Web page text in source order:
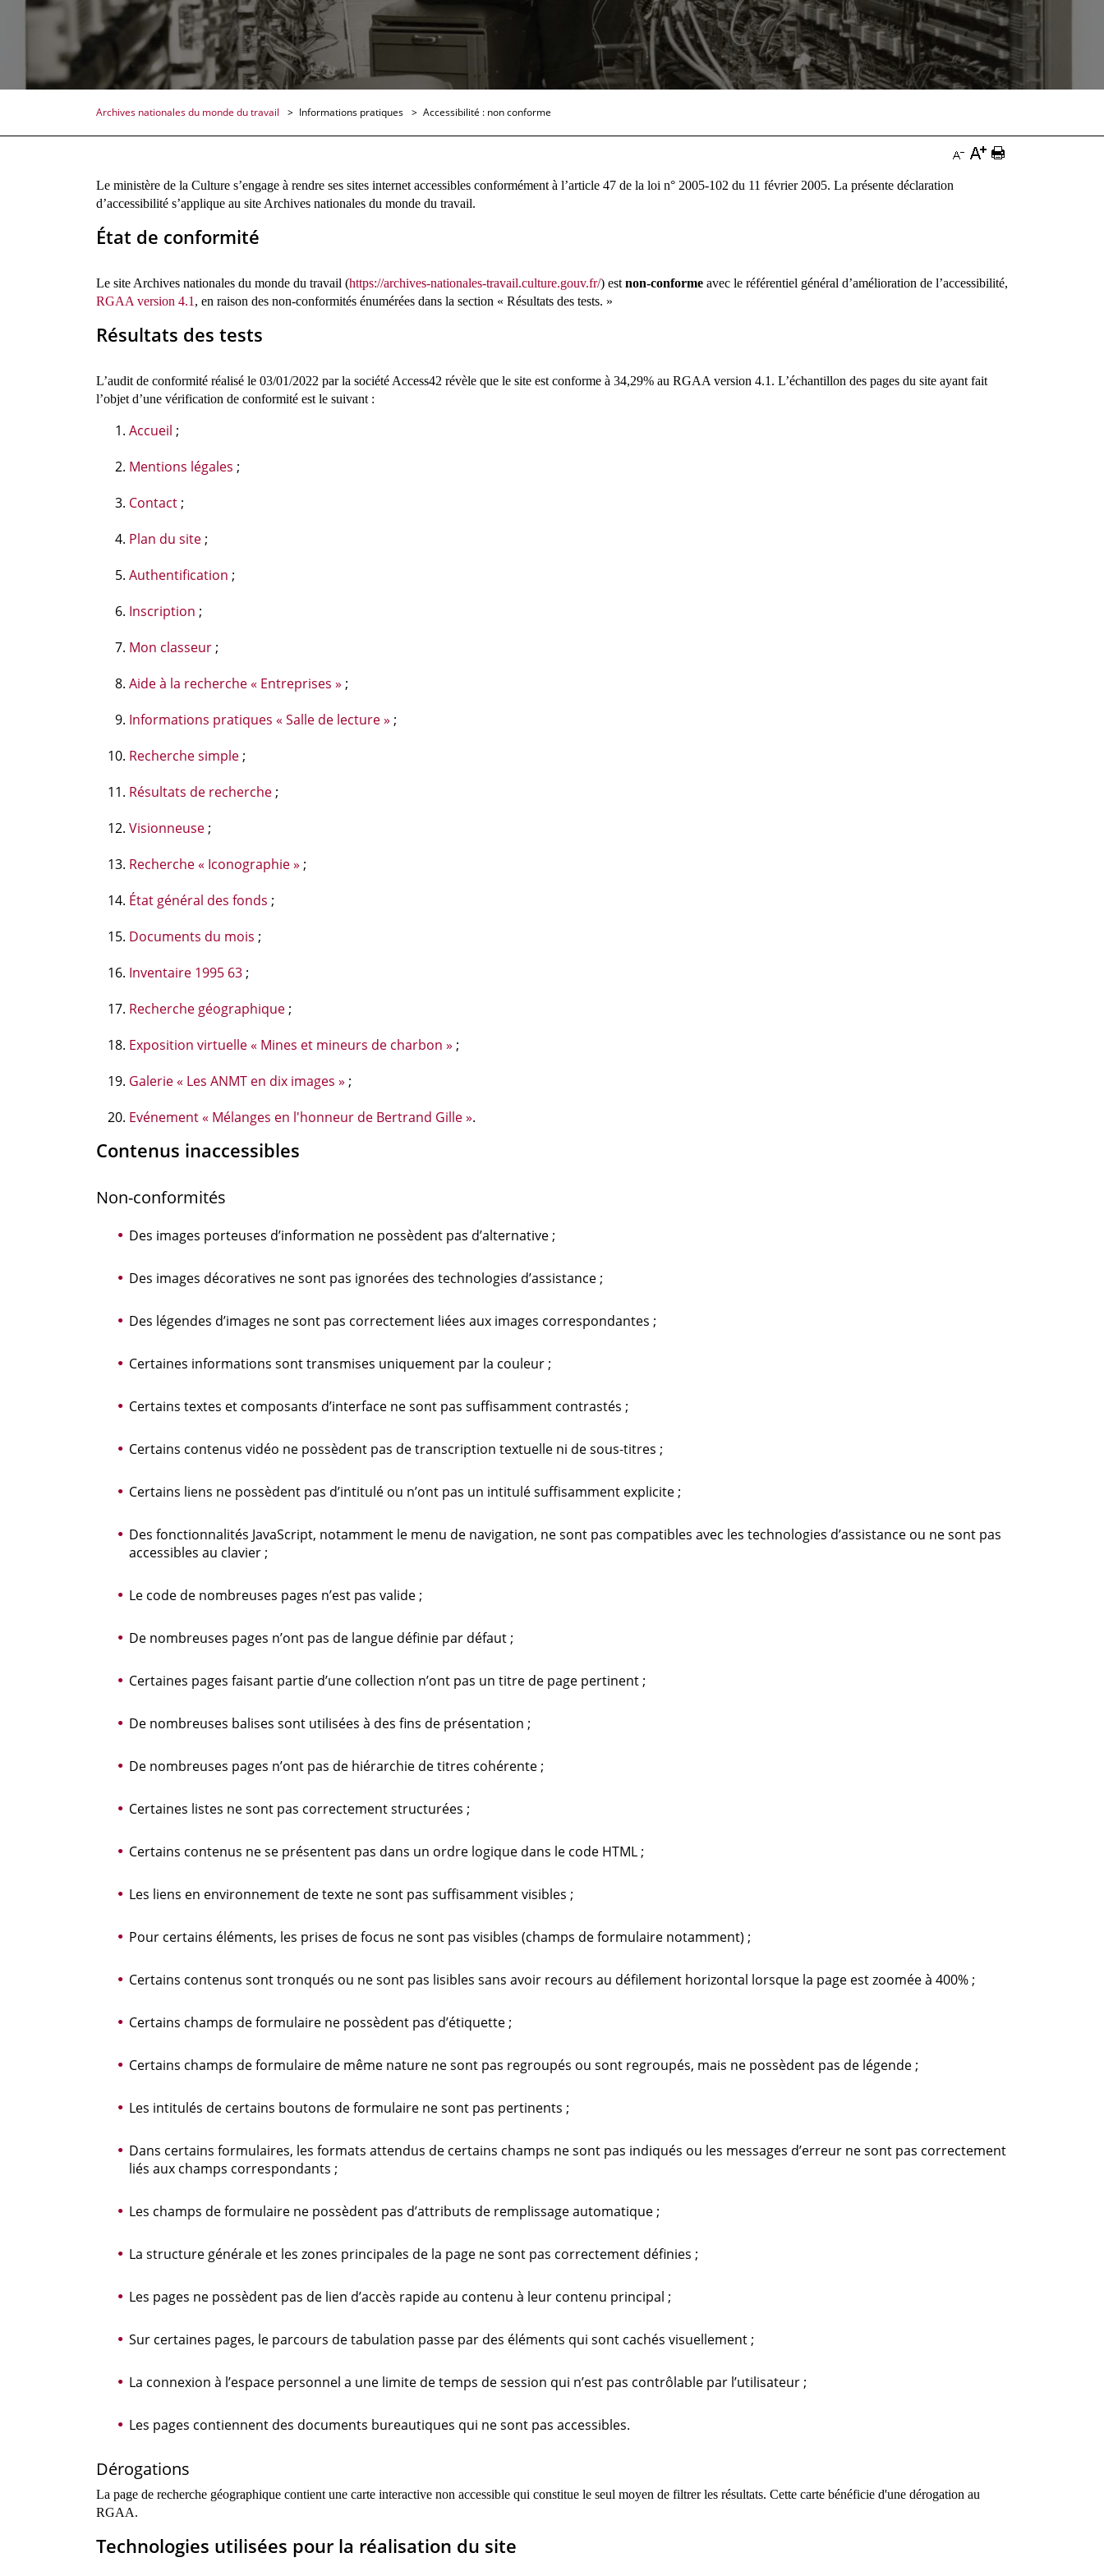
Archives nationales du monde du travail Informations pratiques Accessibilité : non conforme
Diminuer
Augmenter
Documentation
Imprimer
Le ministère de la Culture s’engage à rendre ses sites internet accessibles conformément à l’article 47 de la loi n° 2005-102 du 11 février 2005. La présente déclaration
d’accessibilité s’applique au site Archives nationales du monde du travail.
État de conformité
Le site Archives nationales du monde du travail (https://archives-nationales-travail.culture.gouv.fr/) est non-conforme avec le référentiel général d’amélioration de l’accessibilité,
RGAA version 4.1 , en raison des non-conformités énumérées dans la section « Résultats des tests. »
Résultats des tests
L’audit de conformité réalisé le 03/01/2022 par la société Access42 révèle que le site est conforme à 34,29% au RGAA version 4.1. L’échantillon des pages du site ayant fait
l’objet d’une vérification de conformité est le suivant :
Accueil ;
Mentions légales ;
Contact ;
Plan du site ;
Authentification ;
Inscription ;
Mon classeur ;
Aide à la recherche « Entreprises » ;
Informations pratiques « Salle de lecture » ;
Recherche simple ;
Résultats de recherche ;
Visionneuse ;
Recherche « Iconographie » ;
État général des fonds ;
Documents du mois ;
Inventaire 1995 63 ;
Recherche géographique ;
Exposition virtuelle « Mines et mineurs de charbon » ;
Galerie « Les ANMT en dix images » ;
Evénement « Mélanges en l'honneur de Bertrand Gille ».
Contenus inaccessibles
Non-conformités
Des images porteuses d’information ne possèdent pas d’alternative ;
Des images décoratives ne sont pas ignorées des technologies d’assistance ;
Des légendes d’images ne sont pas correctement liées aux images correspondantes ;
Certaines informations sont transmises uniquement par la couleur ;
Certains textes et composants d’interface ne sont pas suffisamment contrastés ;
Certains contenus vidéo ne possèdent pas de transcription textuelle ni de sous-titres ;
Certains liens ne possèdent pas d’intitulé ou n’ont pas un intitulé suffisamment explicite ;
Des fonctionnalités JavaScript, notamment le menu de navigation, ne sont pas compatibles avec les technologies d’assistance ou ne sont pas
accessibles au clavier ;
Le code de nombreuses pages n’est pas valide ;
De nombreuses pages n’ont pas de langue définie par défaut ;
Certaines pages faisant partie d’une collection n’ont pas un titre de page pertinent ;
De nombreuses balises sont utilisées à des fins de présentation ;
De nombreuses pages n’ont pas de hiérarchie de titres cohérente ;
Certaines listes ne sont pas correctement structurées ;
Certains contenus ne se présentent pas dans un ordre logique dans le code HTML ;
Les liens en environnement de texte ne sont pas suffisamment visibles ;
Pour certains éléments, les prises de focus ne sont pas visibles (champs de formulaire notamment) ;
Certains contenus sont tronqués ou ne sont pas lisibles sans avoir recours au défilement horizontal lorsque la page est zoomée à 400% ;
Certains champs de formulaire ne possèdent pas d’étiquette ;
Certains champs de formulaire de même nature ne sont pas regroupés ou sont regroupés, mais ne possèdent pas de légende ;
Les intitulés de certains boutons de formulaire ne sont pas pertinents ;
Dans certains formulaires, les formats attendus de certains champs ne sont pas indiqués ou les messages d’erreur ne sont pas correctement
liés aux champs correspondants ;
Les champs de formulaire ne possèdent pas d’attributs de remplissage automatique ;
La structure générale et les zones principales de la page ne sont pas correctement définies ;
Les pages ne possèdent pas de lien d’accès rapide au contenu à leur contenu principal ;
Sur certaines pages, le parcours de tabulation passe par des éléments qui sont cachés visuellement ;
La connexion à l’espace personnel a une limite de temps de session qui n’est pas contrôlable par l’utilisateur ;
Les pages contiennent des documents bureautiques qui ne sont pas accessibles.
Dérogations
La page de recherche géographique contient une carte interactive non accessible qui constitue le seul moyen de filtrer les résultats. Cette carte bénéficie d'une dérogation au
RGAA.
Technologies utilisées pour la réalisation du site